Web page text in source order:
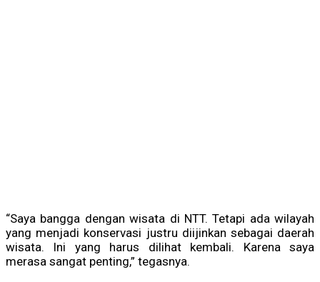
“Saya bangga dengan wisata di NTT. Tetapi ada wilayah
yang menjadi konservasi justru diijinkan sebagai daerah
wisata. Ini yang harus dilihat kembali. Karena saya
merasa sangat penting,” tegasnya.